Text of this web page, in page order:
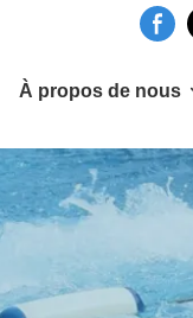
À propos de nous